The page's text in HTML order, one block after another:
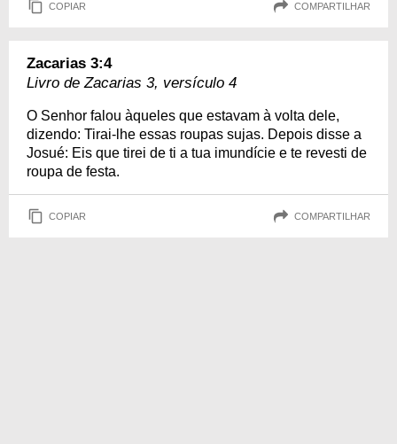
COPIAR COMPARTILHAR
Zacarias 3:4
Livro de Zacarias 3, versículo 4
O Senhor falou àqueles que estavam à volta dele,
dizendo: Tirai-lhe essas roupas sujas. Depois disse a
Josué: Eis que tirei de ti a tua imundície e te revesti de
roupa de festa.
COPIAR COMPARTILHAR